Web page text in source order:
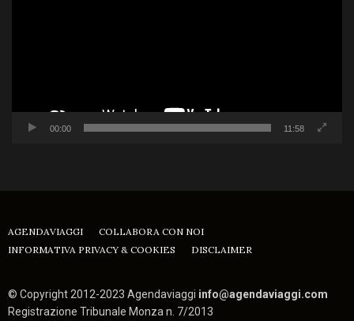
00:00 11:58
AGENDAVIAGGI
COLLABORA CON NOI
INFORMATIVA PRIVACY & COOKIES
DISCLAIMER
© Copyright 2012-2023 Agendaviaggi info@agendaviaggi.com
Registrazione Tribunale Monza n. 7/2013